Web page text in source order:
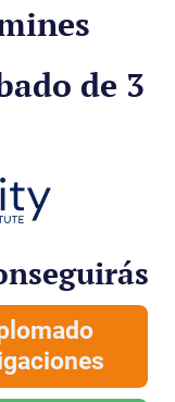
de 3